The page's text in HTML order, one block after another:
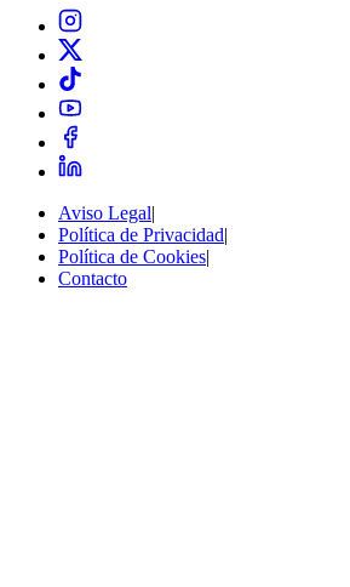
Aviso Legal|
Política de Privacidad|
Política de Cookies|
Contacto